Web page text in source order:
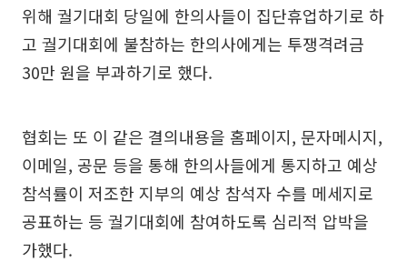
위해 궐기대회 당일에 한의사들이 집단휴업하기로 하
고 궐기대회에 불참하는 한의사에게는 투쟁격려금
30만 원을 부과하기로 했다.
협회는 또 이 같은 결의내용을 홈페이지, 문자메시지,
이메일, 공문 등을 통해 한의사들에게 통지하고 예상
참석률이 저조한 지부의 예상 참석자 수를 메세지로
공표하는 등 궐기대회에 참여하도록 심리적 압박을
가했다.